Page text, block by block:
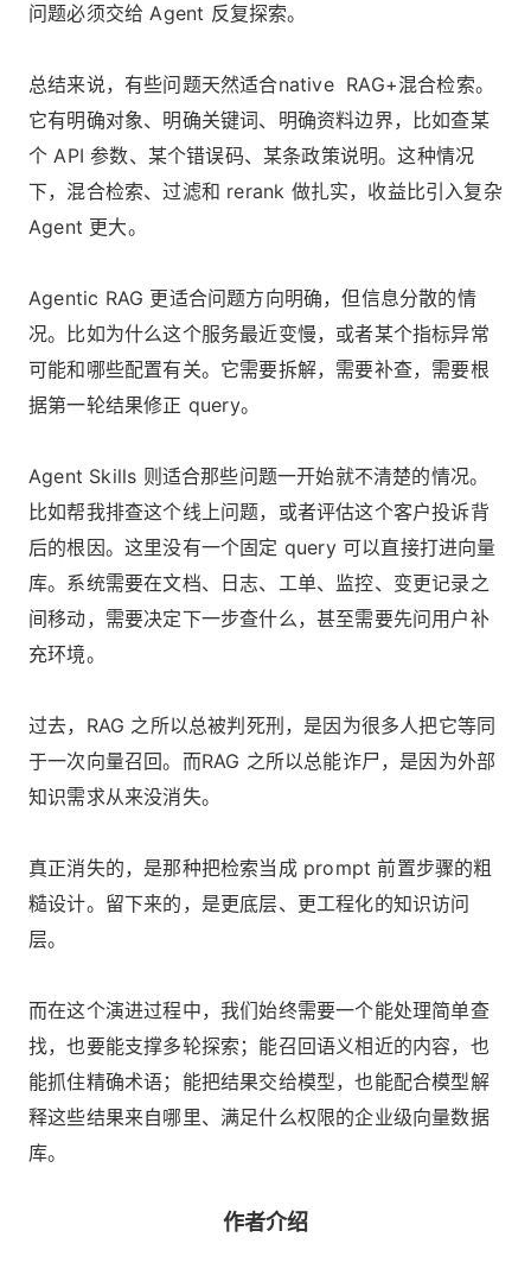
问题必须交给 Agent 反复探索。
总结来说，有些问题天然适合native RAG+混合检索。
它有明确对象、明确关键词、明确资料边界，比如查某
个 API 参数、某个错误码、某条政策说明。这种情况
下，混合检索、过滤和 rerank 做扎实，收益比引入复杂
Agent 更大。
Agentic RAG 更适合问题方向明确，但信息分散的情
况。比如为什么这个服务最近变慢，或者某个指标异常
可能和哪些配置有关。它需要拆解，需要补查，需要根
据第一轮结果修正 query。
Agent Skills 则适合那些问题一开始就不清楚的情况。
比如帮我排查这个线上问题，或者评估这个客户投诉背
后的根因。这里没有一个固定 query 可以直接打进向量
库。系统需要在文档、日志、工单、监控、变更记录之
间移动，需要决定下一步查什么，甚至需要先问用户补
充环境。
过去，RAG 之所以总被判死刑，是因为很多人把它等同
于一次向量召回。而RAG 之所以总能诈尸，是因为外部
知识需求从来没消失。
真正消失的，是那种把检索当成 prompt 前置步骤的粗
糙设计。留下来的，是更底层、更工程化的知识访问
层。
而在这个演进过程中，我们始终需要一个能处理简单查
找，也要能支撑多轮探索；能召回语义相近的内容，也
能抓住精确术语；能把结果交给模型，也能配合模型解
释这些结果来自哪里、满足什么权限的企业级向量数据
库。
作者介绍